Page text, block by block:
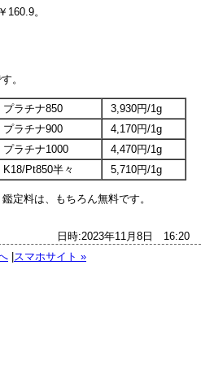
。
。
プラチナ850
3,930円/1g
プラチナ900
4,170円/1g
プラチナ1000
4,470円/1g
K18/Pt850半々 5,710円/1g
料は、もちろん無料です。
日時:2023年11月8日 16:20
スマホサイト »